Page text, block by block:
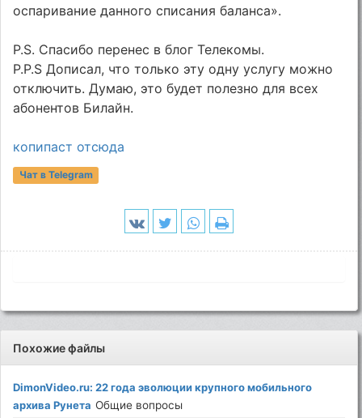
оспаривание данного списания баланса».
P.S. Спасибо перенес в блог Телекомы.
P.P.S Дописал, что только эту одну услугу можно
отключить. Думаю, это будет полезно для всех
абонентов Билайн.
копипаст отсюда
Чат в Telegram
Похожие файлы
DimonVideo.ru: 22 года эволюции крупного мобильного
архива Рунета Общие вопросы